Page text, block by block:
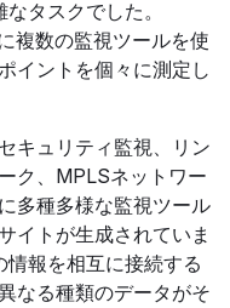
タスクでした。
複数の監視ツールを使
イントを個々に測定し
キュリティ監視、リン
ク、MPLSネットワー
多種多様な監視ツール
イトが生成されていま
情報を相互に接続する
なる種類のデータがそ